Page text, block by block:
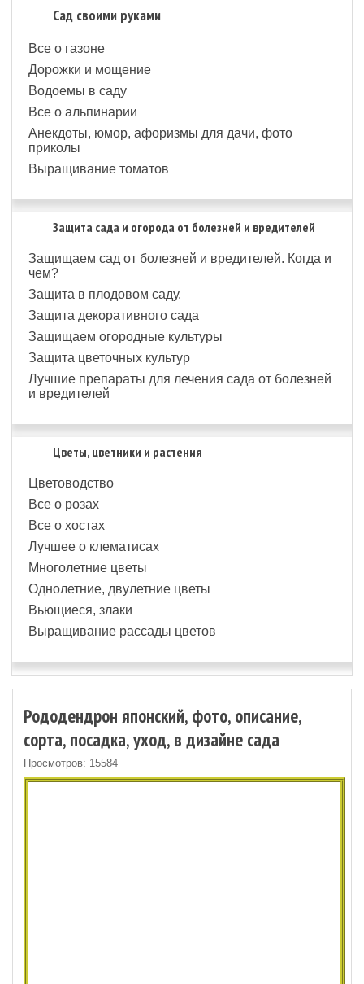
Сад своими руками
Все о газоне
Дорожки и мощение
Водоемы в саду
Все о альпинарии
Анекдоты, юмор, афоризмы для дачи, фото
приколы
Выращивание томатов
Защита сада и огорода от болезней и вредителей
Защищаем сад от болезней и вредителей. Когда и
чем?
Защита в плодовом саду.
Защита декоративного сада
Защищаем огородные культуры
Защита цветочных культур
Лучшие препараты для лечения сада от болезней
и вредителей
Цветы, цветники и растения
Цветоводство
Все о розах
Все о хостах
Лучшее о клематисах
Многолетние цветы
Однолетние, двулетние цветы
Вьющиеся, злаки
Выращивание рассады цветов
Рододендрон японский, фото, описание,
сорта, посадка, уход, в дизайне сада
Просмотров: 15584